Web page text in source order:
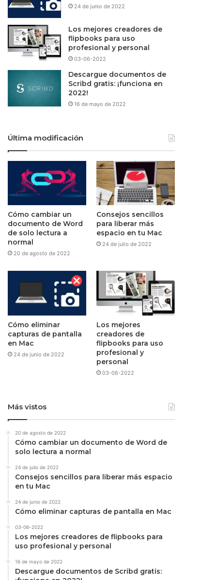
24 de junio de 2022
Los mejores creadores de
flipbooks para uso
profesional y personal
03-06-2022
Descargue documentos de
Scribd gratis: ¡funciona en
2022!
16 de mayo de 2022
Última modificación
Cómo cambiar un
documento de Word
de solo lectura a
normal
20 de agosto de 2022
Consejos sencillos
para liberar más
espacio en tu Mac
24 de julio de 2022
Cómo eliminar
capturas de pantalla
en Mac
24 de junio de 2022
Los mejores
creadores de
flipbooks para uso
profesional y
personal
03-06-2022
Más vistos
20 de agosto de 2022
Cómo cambiar un documento de Word de
solo lectura a normal
24 de julio de 2022
Consejos sencillos para liberar más espacio
en tu Mac
24 de junio de 2022
Cómo eliminar capturas de pantalla en Mac
03-06-2022
Los mejores creadores de flipbooks para
uso profesional y personal
16 de mayo de 2022
Descargue documentos de Scribd gratis: